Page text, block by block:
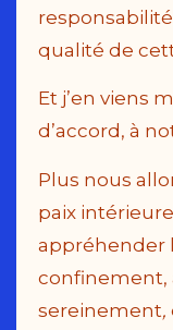
qualité de
Et j’en viens
d’accord, à
Plus nous
paix
appréhender
confinement,
sereinement,